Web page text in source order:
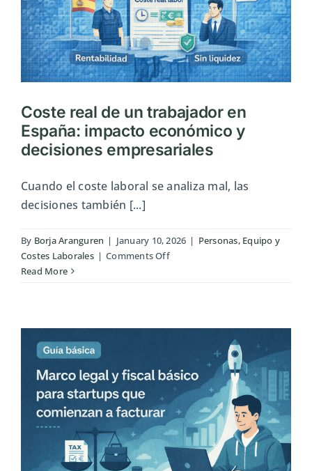
Coste real de un trabajador en
España: impacto económico y
decisiones empresariales
Cuando el coste laboral se analiza mal, las
decisiones también [...]
By Borja Aranguren | January 10, 2026 | Personas, Equipo y
Costes Laborales | Comments Offon
trabajador
España:
impacto
económico
y
decisiones
empresariales
Read More